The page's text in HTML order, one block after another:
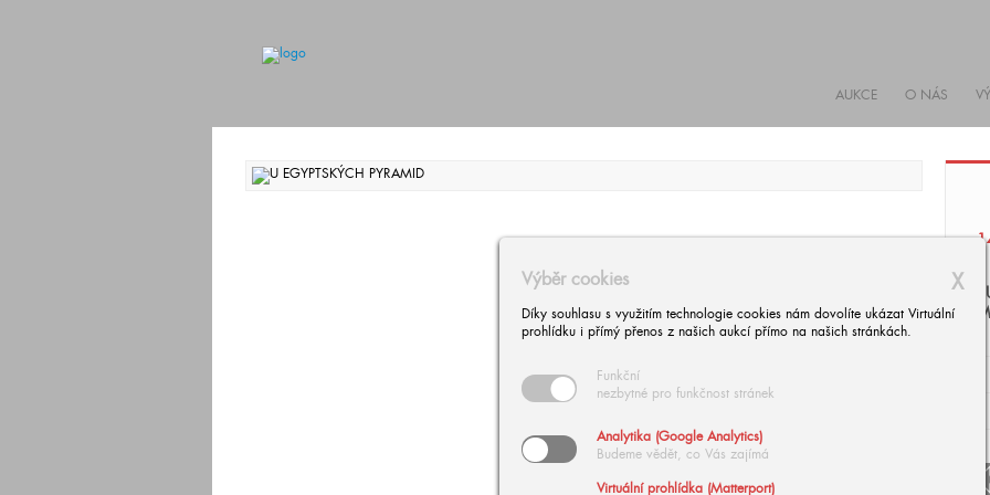
AUKCE O NÁS
X
Výběr cookies
Díky souhlasu s využitím technologie cookies nám dovolíte ukázat Virtuální
prohlídku i přímý přenos z našich aukcí přímo na našich stránkách.
Funkční
nezbytné pro funkčnost stránek
Analytika (Google Analytics)
Budeme vědět, co Vás zajímá
Virtuální prohlídka (Matterport)